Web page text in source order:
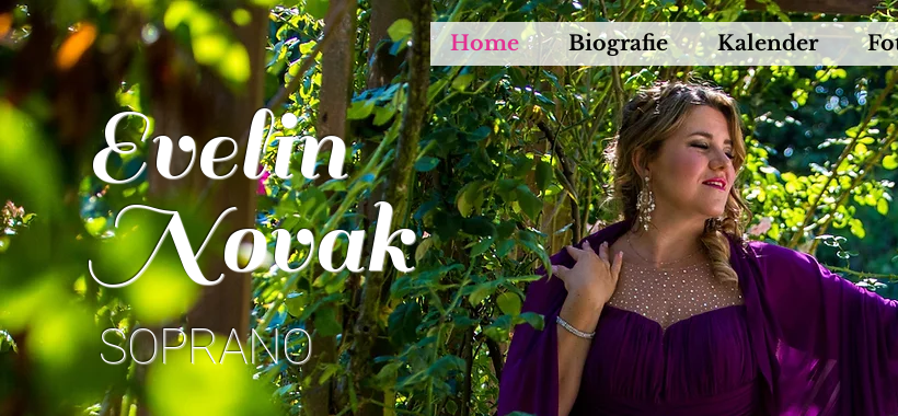
Home Biografie Kalender
Evelin
Novak
SOPRANO